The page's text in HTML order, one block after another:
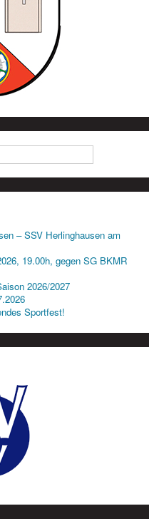
– SSV Herlinghausen am
19.00h, gegen SG BKMR
2026/2027
Sportfest!